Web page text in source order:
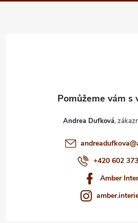
a
Andrea Dufková
andreadufkova@
+420 602
Amber